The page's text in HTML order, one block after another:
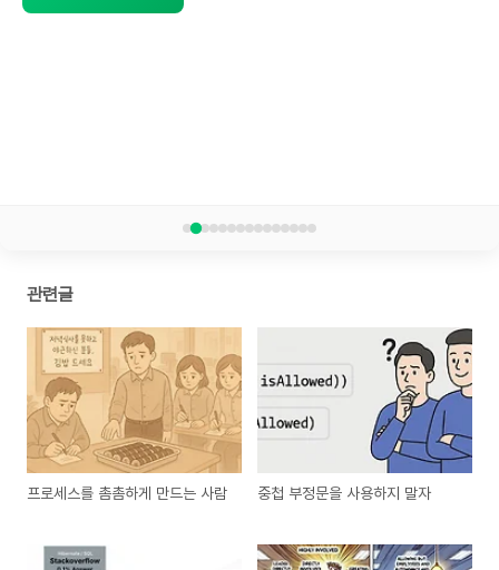
관련글
프로세스를 촘촘하게 만드는 사람 중첩 부정문을 사용하지 말자